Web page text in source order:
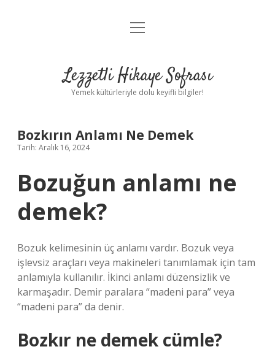
Anasayfa
Yasal Uyarı
menüyü
Lezzetli Hikaye Sofrası
Yemek kültürleriyle dolu keyifli bilgiler!
Bozkırın Anlamı Ne Demek
Tarih: Aralık 16, 2024
Bozuğun anlamı ne
demek?
Bozuk kelimesinin üç anlamı vardır. Bozuk veya
işlevsiz araçları veya makineleri tanımlamak için tam
anlamıyla kullanılır. İkinci anlamı düzensizlik ve
karmaşadır. Demir paralara “madeni para” veya
“madeni para” da denir.
Bozkır ne demek cümle?